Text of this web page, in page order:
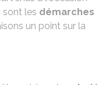
sont les démarches
un point sur la